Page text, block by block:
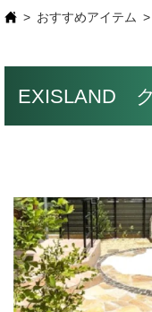
おすすめアイテム
EXISLAND